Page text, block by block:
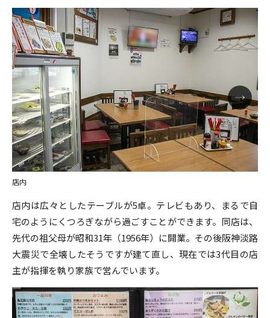
店内
店内は広々としたテーブルが5卓。テレビもあり、まるで自
宅のようにくつろぎながら過ごすことができます。同店は、
先代の祖父母が昭和31年（1956年）に開業。その後阪神淡路
大震災で全壊したそうですが建て直し、現在では3代目の店
主が指揮を執り家族で営んでいます。